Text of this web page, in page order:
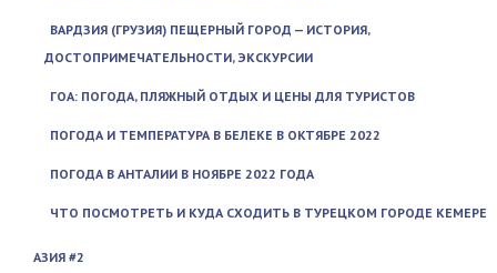
ВАРДЗИЯ (ГРУЗИЯ) ПЕЩЕРНЫЙ ГОРОД — ИСТОРИЯ,
ДОСТОПРИМЕЧАТЕЛЬНОСТИ, ЭКСКУРСИИ
ГОА: ПОГОДА, ПЛЯЖНЫЙ ОТДЫХ И ЦЕНЫ ДЛЯ ТУРИСТОВ
ПОГОДА И ТЕМПЕРАТУРА В БЕЛЕКЕ В ОКТЯБРЕ 2022
ПОГОДА В АНТАЛИИ В НОЯБРЕ 2022 ГОДА
ЧТО ПОСМОТРЕТЬ И КУДА СХОДИТЬ В ТУРЕЦКОМ ГОРОДЕ КЕМЕРЕ
АЗИЯ #2